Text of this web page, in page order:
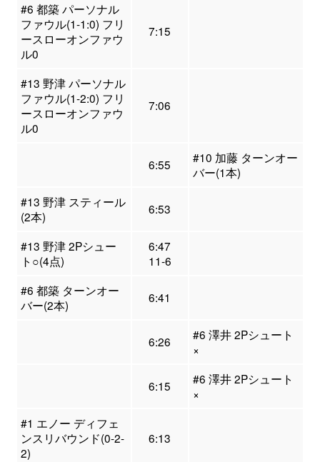
#6 都築 パーソナル
ファウル(1-1:0) フリ
ースローオンファウ
ル0
7:15
#13 野津 パーソナル
ファウル(1-2:0) フリ
ースローオンファウ
ル0
7:06
6:55
#10 加藤 ターンオー
バー(1本)
#13 野津 スティール
(2本)
6:53
#13 野津 2Pシュー
ト○(4点)
6:47
11-6
#6 都築 ターンオー
バー(2本)
6:41
6:26
#6 澤井 2Pシュート
×
6:15
#6 澤井 2Pシュート
×
#1 エノー ディフェ
ンスリバウンド(0-2-
2)
6:13